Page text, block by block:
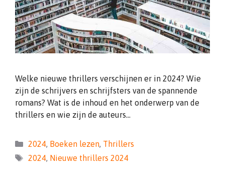
Welke nieuwe thrillers verschijnen er in 2024? Wie
zijn de schrijvers en schrijfsters van de spannende
romans? Wat is de inhoud en het onderwerp van de
thrillers en wie zijn de auteurs…
Categorieën
2024, Boeken lezen, Thrillers
Tags
2024, Nieuwe thrillers 2024